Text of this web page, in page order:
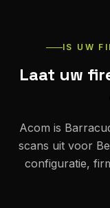
IS UW
Laat uw
Acom is
scans uit voor
configuratie,